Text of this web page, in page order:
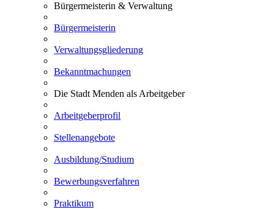
Bürgermeisterin & Verwaltung
Bürgermeisterin
Verwaltungsgliederung
Bekanntmachungen
Die Stadt Menden als Arbeitgeber
Arbeitgeberprofil
Stellenangebote
Ausbildung/Studium
Bewerbungsverfahren
Praktikum